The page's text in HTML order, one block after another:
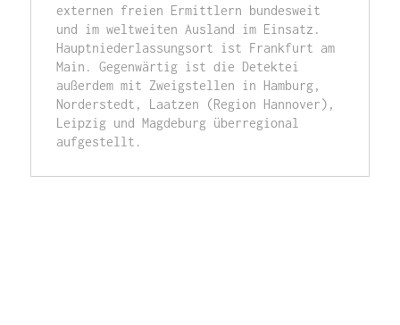
externen freien Ermittlern bundesweit
und im weltweiten Ausland im Einsatz.
Hauptniederlassungsort ist Frankfurt am
Main. Gegenwärtig ist die Detektei
außerdem mit Zweigstellen in Hamburg,
Norderstedt, Laatzen (Region Hannover),
Leipzig und Magdeburg überregional
aufgestellt.